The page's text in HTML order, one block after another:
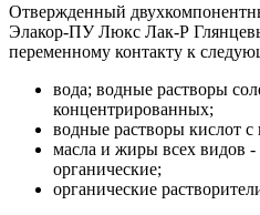
Отвержденный
Элакор-ПУ Люкс Лак-Р
переменному контакту к
вода; водные растворы
концентрированных;
водные растворы кислот
масла и жиры всех видов -
органические;
органические